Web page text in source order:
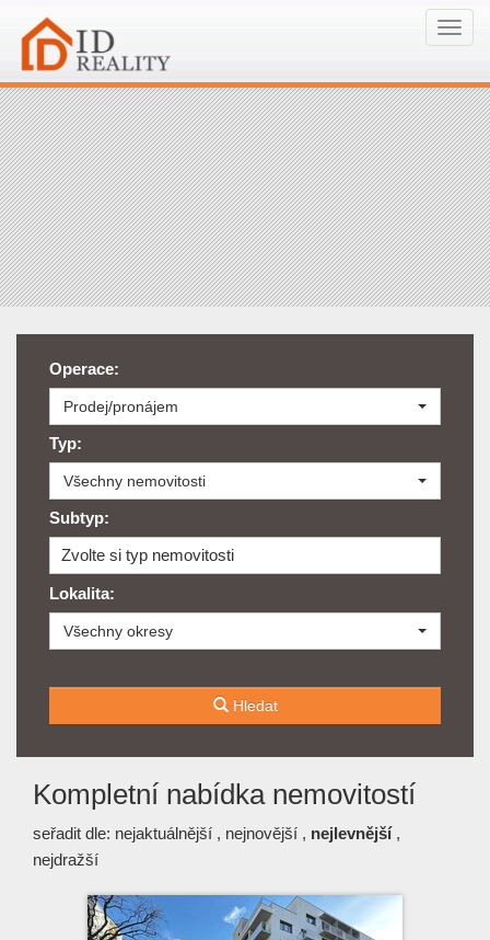
Operace:
Prodej/pronájem
Typ:
Všechny nemovitosti
Subtyp:
Zvolte si typ nemovitosti
Lokalita:
Všechny okresy
Hledat
Kompletní nabídka nemovitostí
seřadit dle: nejaktuálnější , nejnovější , nejlevnější ,
nejdražší